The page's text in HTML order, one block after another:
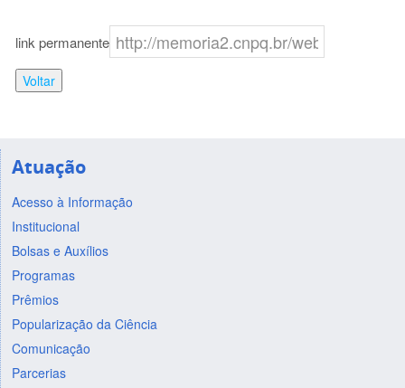
link permanente
Voltar
Atuação
Acesso à Informação
Institucional
Bolsas e Auxílios
Programas
Prêmios
Popularização da Ciência
Comunicação
Parcerias